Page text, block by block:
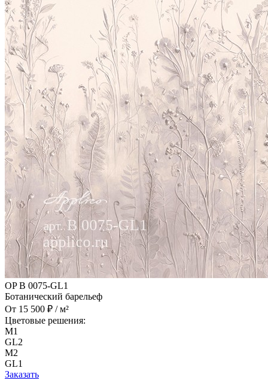
OP B 0075-GL1
Ботанический барельеф
От 15 500 ₽ / м²
Цветовые решения:
M1
GL2
M2
GL1
Заказать